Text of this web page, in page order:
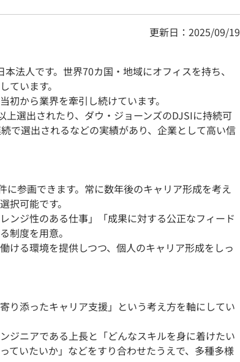
更新日：2025/09/19
法人です。世界70カ国・地域にオフィスを持ち、
ています。
初から業界を牽引し続けています。
選出されたり、ダウ・ジョーンズのDJSIに持続可
で選出されるなどの実績があり、企業として高い信
に参画できます。常に数年後のキャリア形成を考え
択可能です。
ンジ性のある仕事」「成果に対する公正なフィード
制度を用意。
ける環境を提供しつつ、個人のキャリア形成をしっ
り添ったキャリア支援」という考え方を軸にしてい
ジニアである上長と「どんなスキルを身に着けたい
ていたいか」などをすり合わせたうえで、多種多様